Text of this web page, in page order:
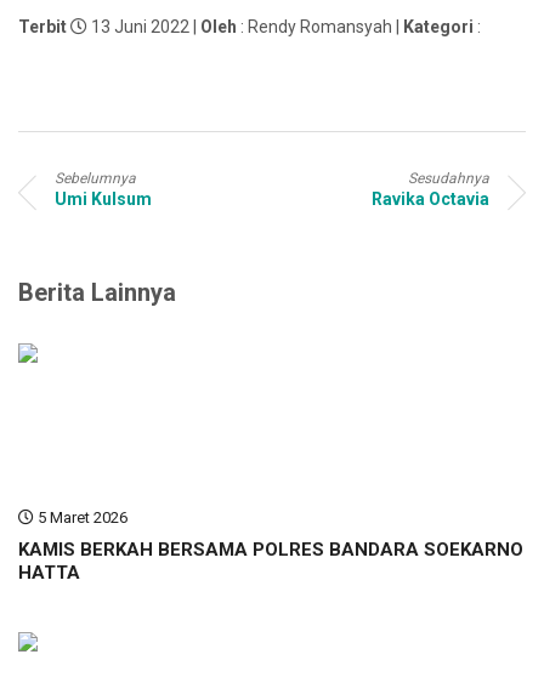
Terbit 13 Juni 2022 | Oleh : Rendy Romansyah | Kategori :
Sebelumnya
Umi Kulsum
Sesudahnya
Ravika Octavia
Berita Lainnya
5 Maret 2026
KAMIS BERKAH BERSAMA POLRES BANDARA SOEKARNO
HATTA